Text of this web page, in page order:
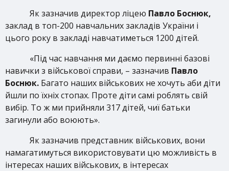
Як зазначив директор ліцею Павло Боснюк,
заклад в топ-200 навчальних закладів України і
цього року в закладі навчатиметься 1200 дітей.
«Під час навчання ми даємо первинні базові
навички з військової справи, – зазначив Павло
Боснюк. Багато наших військових не хочуть аби діти
йшли по їхніх стопах. Проте діти самі роблять свій
вибір. То ж ми прийняли 317 дітей, чиї батьки
загинули або воюють».
Як зазначив представник військових, вони
намагатимуться використовувати цю можливість в
інтересах наших військових, в інтересах